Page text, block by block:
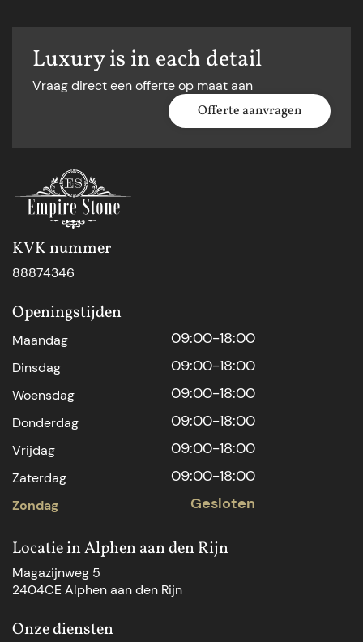
Luxury is in each detail
Vraag direct een offerte op maat aan
Offerte aanvragen
KVK nummer
88874346
Openingstijden
Maandag 09:00-18:00
Dinsdag 09:00-18:00
Woensdag 09:00-18:00
Donderdag 09:00-18:00
Vrijdag 09:00-18:00
Zaterdag 09:00-18:00
Zondag Gesloten
Locatie in Alphen aan den Rijn
Magazijnweg 5
2404CE Alphen aan den Rijn
Onze diensten